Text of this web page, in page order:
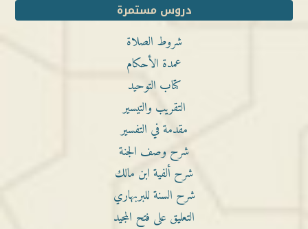
دروس مستمرة
شروط الصلاة
عمدة الأحكام
كتاب التوحيد
التقريب والتيسير
مقدمة في التفسير
شرح وصف الجنة
شرح ألفية ابن مالك
شرح السنة للبربهاري
التعليق على فتح المجيد